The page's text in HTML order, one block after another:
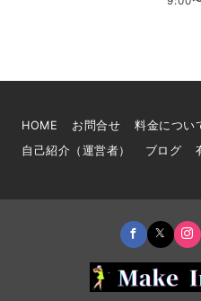
HOME お問合せ 料金につい
自己紹介（運営者）
ブログ